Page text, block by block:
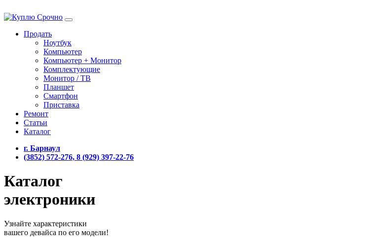
Продать
Ноутбук
Компьютер
Компьютер + Монитор
Комплектующие
Монитор / ТВ
Планшет
Смартфон
Приставка
Ремонт
Статьи
Каталог
г. Барнаул
(3852) 572-276, 8 (929) 397-22-76
Каталог
электроники
Узнайте характеристики
вашего девайса по его модели!